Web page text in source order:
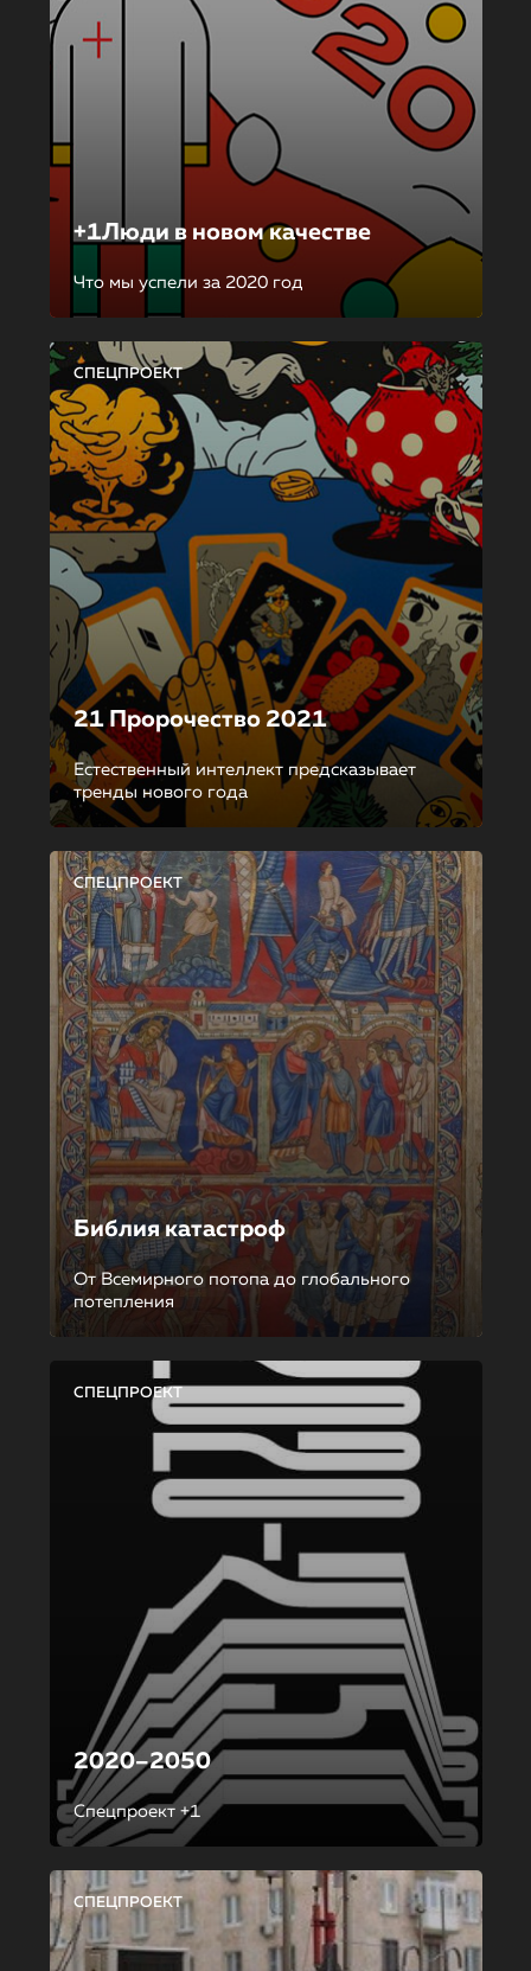
+1Люди в новом качестве
Что мы успели за 2020 год
СПЕЦПРОЕКТ
21 Пророчество 2021
Естественный интеллект предсказывает
тренды нового года
СПЕЦПРОЕКТ
Библия катастроф
От Всемирного потопа до глобального
потепления
СПЕЦПРОЕКТ
2020–2050
Спецпроект +1
СПЕЦПРОЕКТ